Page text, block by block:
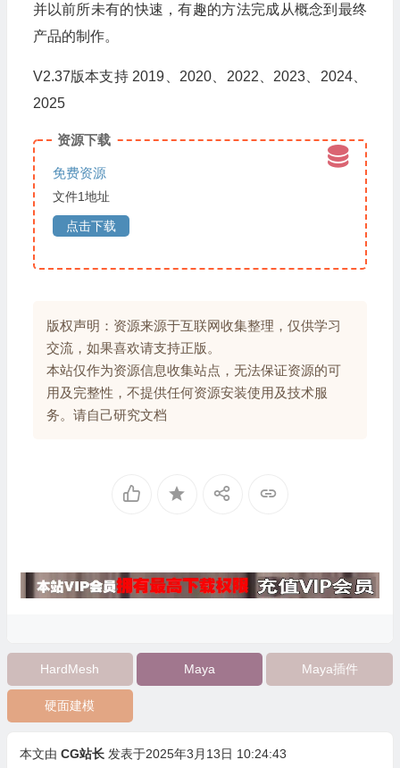
并以前所未有的快速，有趣的方法完成从概念到最终
产品的制作。
V2.37版本支持 2019、2020、2022、2023、2024、
2025
资源下载
免费资源
文件1地址
点击下载
版权声明：资源来源于互联网收集整理，仅供学习
交流，如果喜欢请支持正版。
本站仅作为资源信息收集站点，无法保证资源的可
用及完整性，不提供任何资源安装使用及技术服
务。请自己研究文档
HardMesh Maya Maya插件
硬面建模
本文由 CG站长 发表于2025年3月13日 10:24:43